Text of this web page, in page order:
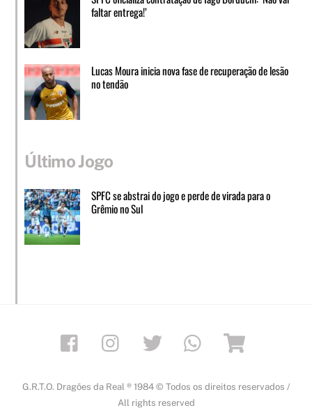
faltar entrega!’
Lucas Moura inicia nova fase de recuperação de lesão
no tendão
Último Jogo
SPFC se abstrai do jogo e perde de virada para o
Grêmio no Sul
Facebook Instagram Twitter Whatsapp
G.R.T.O. Dragões da Real ® 1984 © Todos os direitos reservados /
All rights reserved